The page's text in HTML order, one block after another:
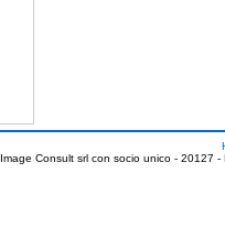
Image Consult srl con socio unico - 20127